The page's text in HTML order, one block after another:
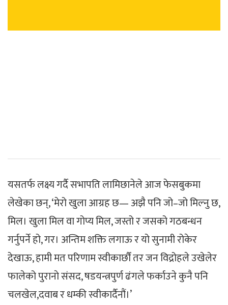
यसतर्फ लक्ष्य गर्दै सभापति लामिछानेले आज फेसबुकमा
लेखेका छन्, ‘मेरो खुला आग्रह छ— अझै पनि जो–जो मिल्नु छ,
मिल। खुला मिल वा गोप्य मिल, जस्तो र जसको गठबन्धन
गर्नुपर्ने हो, गर। अन्तिम शक्ति लगाऊ र यो सुनामी रोकेर
देखाऊ, हामी मत परिणाम स्वीकार्छौं तर जन विद्रोहले उखेलेर
फालेको पुरानाे संसद, षडयन्त्रपुर्ण ढंगले फर्काउने कुनै पनि
चलखेल,दवाब र धम्की स्वीकार्दैनौं।’